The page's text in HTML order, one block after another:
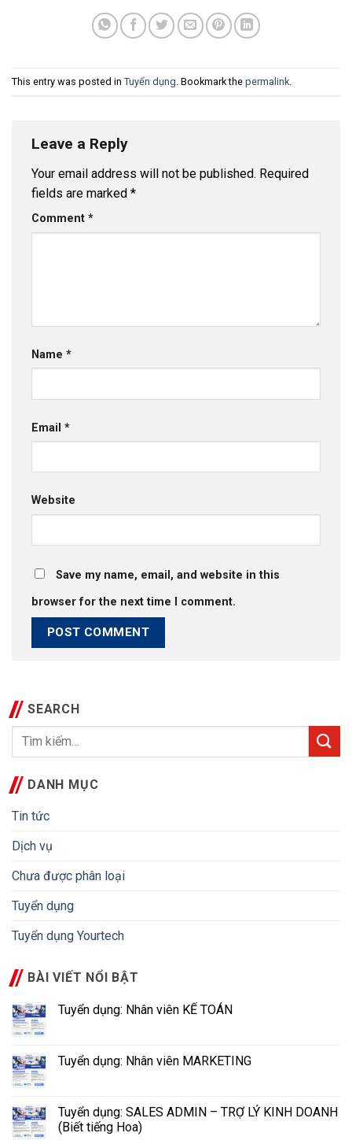
This entry was posted in Tuyển dụng . Bookmark the permalink
Leave a Reply
Your email address will not be published. Required
fields are marked *
Comment *
Name *
Email *
Website
Save my name, email, and website in this
browser for the next time I comment.
SEARCH
DANH MỤC
Tin tức
Dịch vụ
Chưa được phân loại
Tuyển dụng
Tuyển dụng Yourtech
BÀI VIẾT NỔI BẬT
Tuyển dụng: Nhân viên KẾ TOÁN
Tuyển dụng: Nhân viên MARKETING
Tuyển dụng: SALES ADMIN – TRỢ LÝ KINH DOANH
(Biết tiếng Hoa)